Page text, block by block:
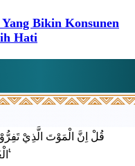
Bikin Konsunen
Hati
قُلْ اِنَّ الْمَوْتَ الَّذِيْ
الْغَيْبِ وَالشَّهَادَةِ فَيُنَبِّئُكُمْ بِمَا كُنْتُمْ تَعْمَلُوْنَ ࣖ